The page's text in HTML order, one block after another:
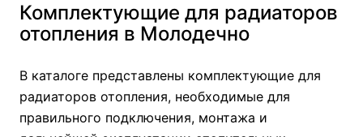
Комплектующие для радиаторов
отопления в Молодечно
В каталоге представлены комплектующие для
радиаторов отопления, необходимые для
правильного подключения, монтажа и